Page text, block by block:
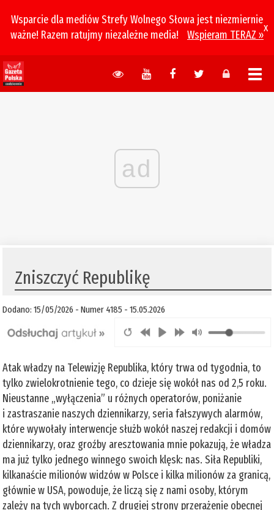
Wsparcie dla mediów Strefy Wolnego Słowa jest niezmiernie
ważne! Razem ratujmy niezależne media!
Wspieram TERAZ »
x
ad
Zniszczyć Republikę
Dodano: 15/05/2026 - Numer 4185 - 15.05.2026
Atak władzy na Telewizję Republika, który trwa od tygodnia, to
tylko zwielokrotnienie tego, co dzieje się wokół nas od 2,5 roku.
Nieustanne „wyłączenia” u różnych operatorów, poniżanie
i zastraszanie naszych dziennikarzy, seria fałszywych alarmów,
które wywołały interwencje służb wokół naszej redakcji i domów
dziennikarzy, oraz groźby aresztowania mnie pokazują, że władza
ma już tylko jednego winnego swoich klęsk: nas. Siła Republiki,
kilkanaście milionów widzów w Polsce i kilka milionów za granicą,
głównie w USA, powoduje, że liczą się z nami osoby, którym
zależy na tych wyborcach. Z drugiej strony przerażenie obecnej